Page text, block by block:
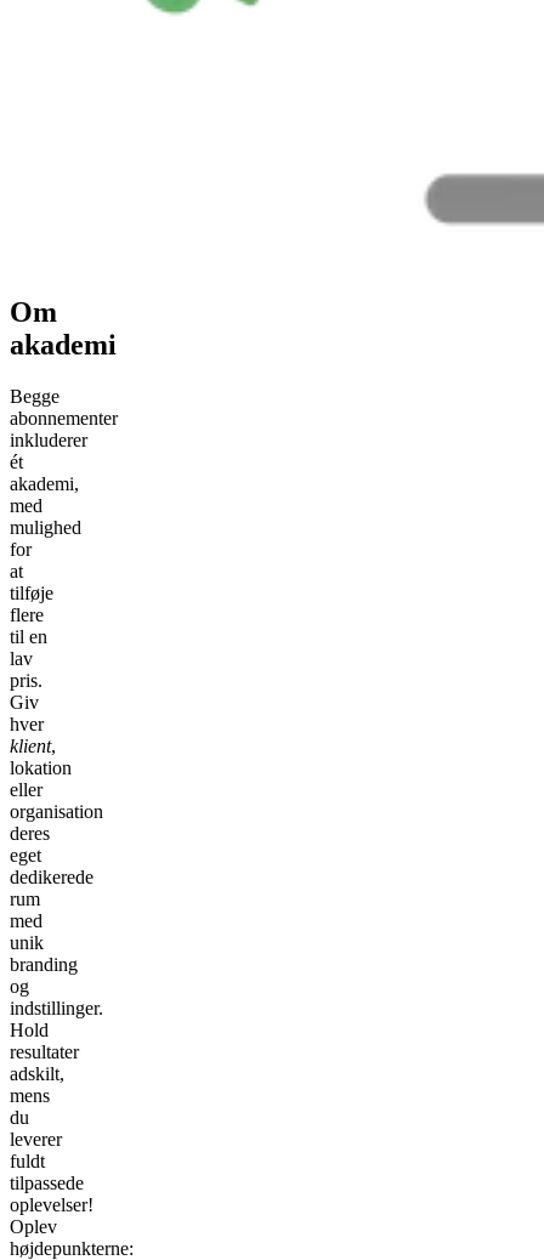
Om
akademi
Begge
abonnementer
inkluderer
ét
akademi,
med
mulighed
for
at
tilføje
flere
til en
lav
pris.
Giv
hver
klient,
lokation
eller
organisation
deres
eget
dedikerede
rum
med
unik
branding
og
indstillinger.
Hold
resultater
adskilt,
mens
du
leverer
fuldt
tilpassede
oplevelser!
Oplev
højdepunkterne: